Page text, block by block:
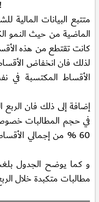
ظل انخفاض الأقساط المكتتب بها خلال الفترة؟!
متتبع البيانات المالية
الماضية من حيث النمو
كانت تقتطع من هذه
لذلك فان انخفاض
الأقساط المكتسبة في
إضافة إلى ذلك فان
في حجم المطالبات
60 % من إجمالي